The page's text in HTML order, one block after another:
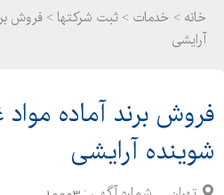
خانه > خدمات > ثبت شرکتها > فروش
آرایشی
فروش برند آماده مواد
شوینده آرایشی